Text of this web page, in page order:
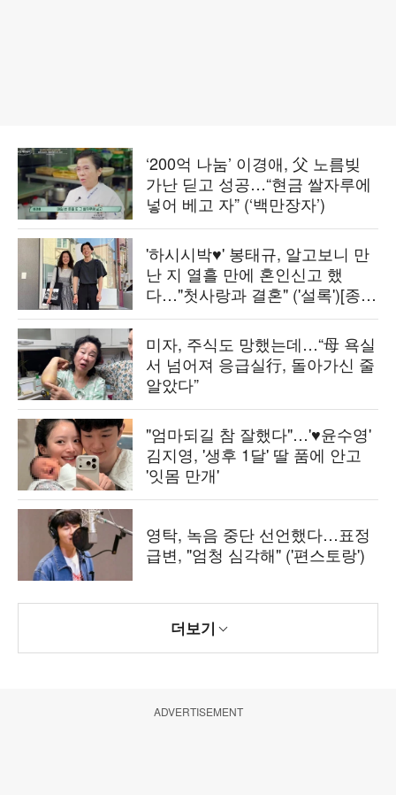
‘200억 나눔’ 이경애, 父 노름빚
가난 딛고 성공…“현금 쌀자루에
넣어 베고 자” (‘백만장자’)
'하시시박♥' 봉태규, 알고보니 만
난 지 열흘 만에 혼인신고 했
다…"첫사랑과 결혼" ('설록')[종
합]
미자, 주식도 망했는데…“母 욕실
서 넘어져 응급실行, 돌아가신 줄
알았다”
"엄마되길 참 잘했다"…'♥윤수영'
김지영, '생후 1달' 딸 품에 안고
'잇몸 만개'
영탁, 녹음 중단 선언했다…표정
급변, "엄청 심각해" ('편스토랑')
더보기
ADVERTISEMENT